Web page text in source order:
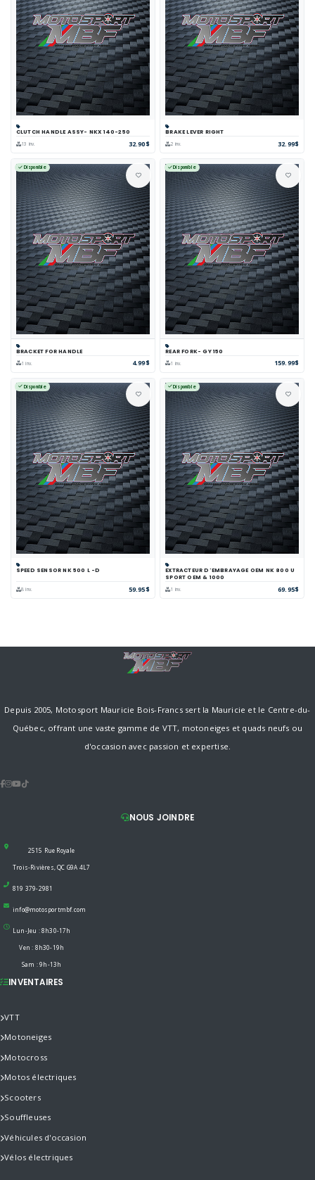
CLUTCH HANDLE ASSY- NKX 140-250
13 inv. 32.90$
BRAKE LEVER RIGHT
2 inv. 32.99$
Disponible
BRACKET FOR HANDLE
1 inv. 4.99$
Disponible
REAR FORK- GY 150
1 inv. 159.99$
Disponible
SPEED SENSOR NK 500 L -D
8 inv. 59.95$
Disponible
EXTRACTEUR D'EMBRAYAGE OEM NK 800 U
SPORT OEM & 1000
1 inv. 69.95$
Depuis 2005, Motosport Mauricie Bois-Francs sert la Mauricie et le Centre-du-
Québec, offrant une vaste gamme de VTT, motoneiges et quads neufs ou
d'occasion avec passion et expertise.
NOUS JOINDRE
2515 Rue Royale
Trois-Rivières, QC G9A 4L7
819 379-2981
info@motosportmbf.com
Lun-Jeu : 8h30-17h
Ven : 8h30-19h
Sam : 9h-13h
INVENTAIRES
VTT
Motoneiges
Motocross
Motos électriques
Scooters
Souffleuses
Véhicules d'occasion
Vélos électriques